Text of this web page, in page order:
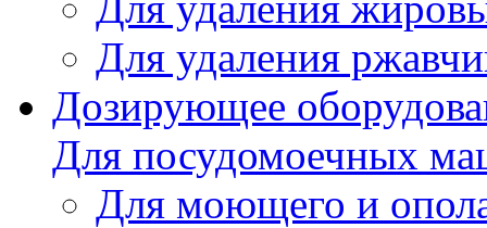
Для удаления
Дозирующее
Для посудомоечных
Для моющего и